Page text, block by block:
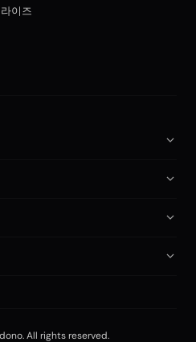
이즈
All rights reserved.